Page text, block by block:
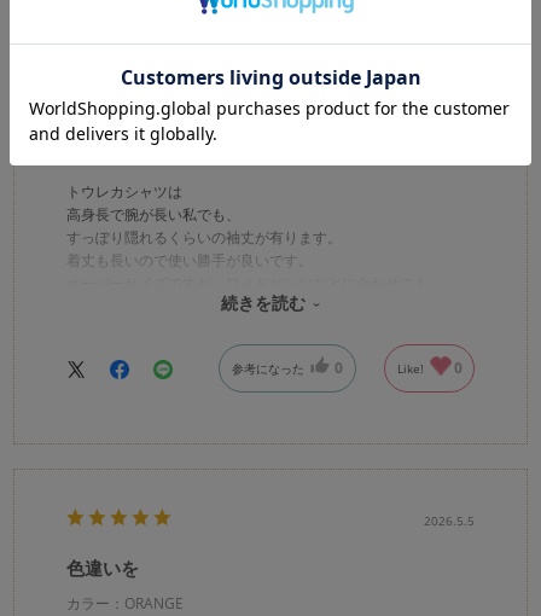
クララエンドラ
購入確認済み 年代:60代 女性
小柄
トウレカシャツは
高身長で腕が長い私でも、
すっぽり隠れるくらいの袖丈が有ります。
着丈も長いので使い勝手が良いです。
同じ刺繍レースのシフレーシャツ（白）も持っていますが、
そちらはクロップド丈で袖丈も自分には短い為、
ボレロ替わりに使っています。
続きを読む
参考になった 0 Like! 0
2026.5.5
色違いを
カラー：ORANGE